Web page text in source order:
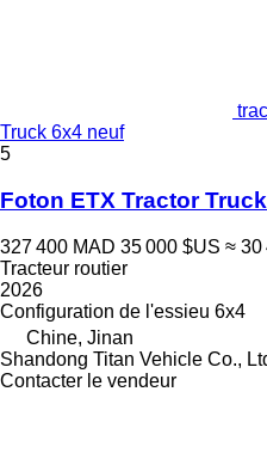
Truck 6x4 neuf
5
Foton ETX Tractor
327 400 MAD 35 000 $US ≈ 30
Tracteur routier
2026
Configuration de l'essieu 6x4
Chine, Jinan
Shandong Titan Vehicle Co.,
Contacter le vendeur